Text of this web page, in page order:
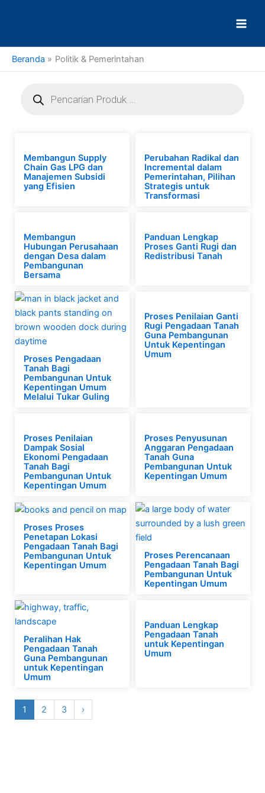
Beranda Politik & Pemerintahan
search
Membangun Supply
Chain Gas LPG dan
Manajemen Subsidi
yang Efisien
Perubahan Radikal dan
Incremental dalam
Pemerintahan, Pilihan
Strategis untuk
Transformasi
Membangun
Hubungan Perusahaan
dengan Desa dalam
Pembangunan
Bersama
Panduan Lengkap
Proses Ganti Rugi dan
Redistribusi Tanah
Proses Pengadaan
Tanah Bagi
Pembangunan Untuk
Kepentingan Umum
Melalui Tukar Guling
Proses Penilaian Ganti
Rugi Pengadaan Tanah
Guna Pembangunan
Untuk Kepentingan
Umum
Proses Penilaian
Dampak Sosial
Ekonomi Pengadaan
Tanah Bagi
Pembangunan Untuk
Kepentingan Umum
Proses Penyusunan
Anggaran Pengadaan
Tanah Guna
Pembangunan Untuk
Kepentingan Umum
Proses Proses
Penetapan Lokasi
Pengadaan Tanah Bagi
Pembangunan Untuk
Kepentingan Umum
Proses Perencanaan
Pengadaan Tanah Bagi
Pembangunan Untuk
Kepentingan Umum
Peralihan Hak
Pengadaan Tanah
Guna Pembangunan
untuk Kepentingan
Umum
Panduan Lengkap
Pengadaan Tanah
untuk Kepentingan
Umum
1 2 3 ›